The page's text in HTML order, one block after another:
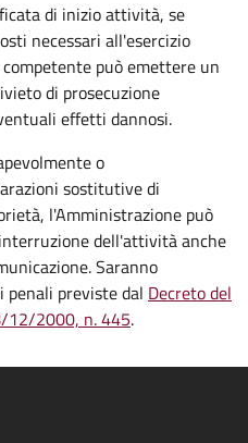
di inizio attività, se
necessari all'esercizio
può emettere un
di prosecuzione
effetti dannosi.
o
sostitutive di
l'Amministrazione può
dell'attività anche
Saranno
penali previste dal Decreto del
12/2000, n. 445.